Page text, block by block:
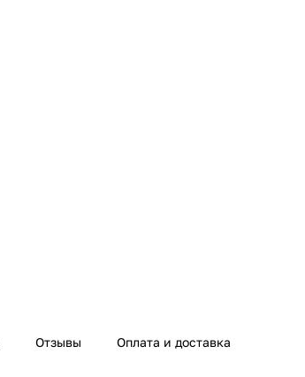
Отзывы Оплата и доставка